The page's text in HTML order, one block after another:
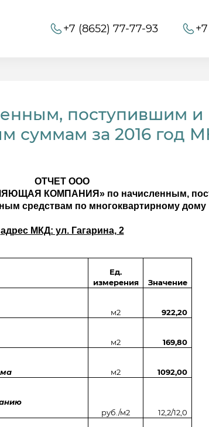
+7 (8652) 77-77-93
поступившим и
суммам за 2016 год
ОТЧЕТ ООО
КОМПАНИЯ» по начисленным,
средствам по многоквартирному дому
адрес МКД: ул. Гагарина, 2
Ед.
измерения
Значение
м2 922,20
м2 169,80
м2 1092,00
руб./м2 12,2/12,0